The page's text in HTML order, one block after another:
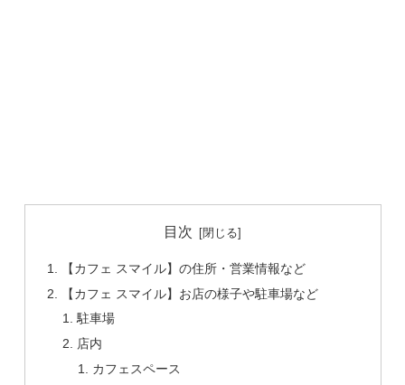
目次
【カフェ スマイル】の住所・営業情報など
【カフェ スマイル】お店の様子や駐車場など
駐車場
店内
カフェスペース